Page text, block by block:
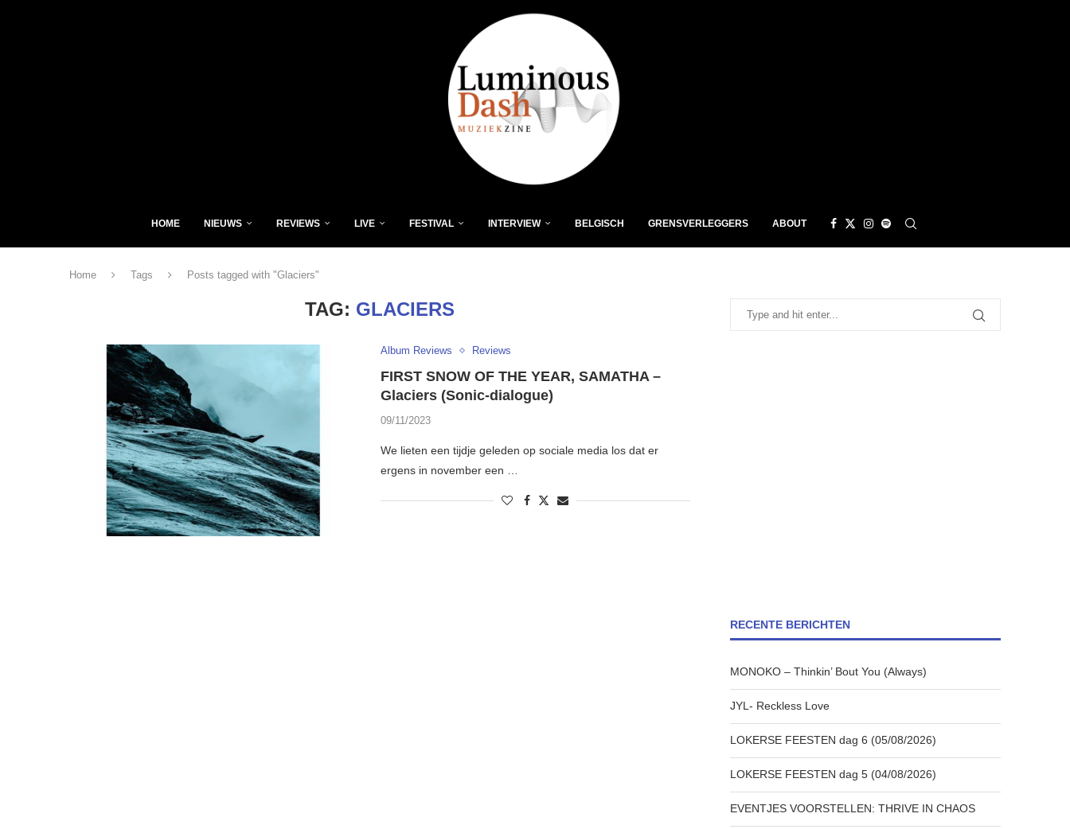
HOME NIEUWS REVIEWS LIVE FESTIVAL INTERVIEW BELGISCH GRENSVERLEGGERS ABOUT
Home Tags Posts tagged with "Glaciers"
TAG: GLACIERS
Album Reviews Reviews
FIRST SNOW OF THE YEAR, SAMATHA –
Glaciers (Sonic-dialogue)
09/11/2023
We lieten een tijdje geleden op sociale media los dat er
ergens in november een …
RECENTE BERICHTEN
MONOKO – Thinkin’ Bout You (Always)
JYL- Reckless Love
LOKERSE FEESTEN dag 6 (05/08/2026)
LOKERSE FEESTEN dag 5 (04/08/2026)
EVENTJES VOORSTELLEN: THRIVE IN CHAOS